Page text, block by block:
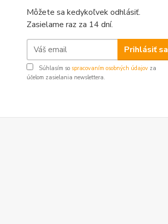
Môžete sa kedykoľvek odhlásiť.
Zasielame raz za 14 dní.
Prihlásiť sa
Súhlasím so spracovaním osobných údajov za
účelom zasielania newslettera.